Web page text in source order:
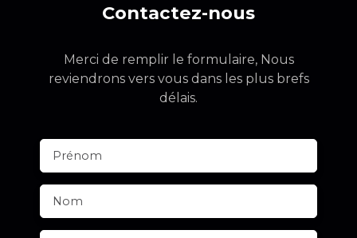
Contactez-nous
Merci de remplir le formulaire, Nous
reviendrons vers vous dans les plus brefs
délais.
Prénom
Nom